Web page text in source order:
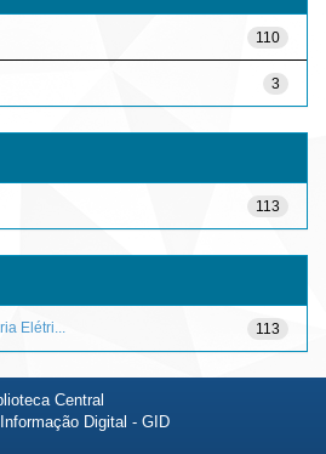
110
3
113
113
Elétri...
Central
Digital - GID